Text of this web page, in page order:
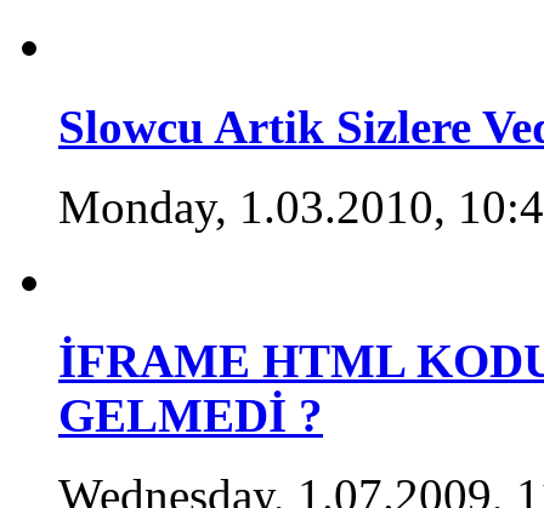
Slowcu Artik Sizlere
Monday, 1.03.2010,
İFRAME HTML
GELMEDİ ?
Wednesday, 1.07.2009,